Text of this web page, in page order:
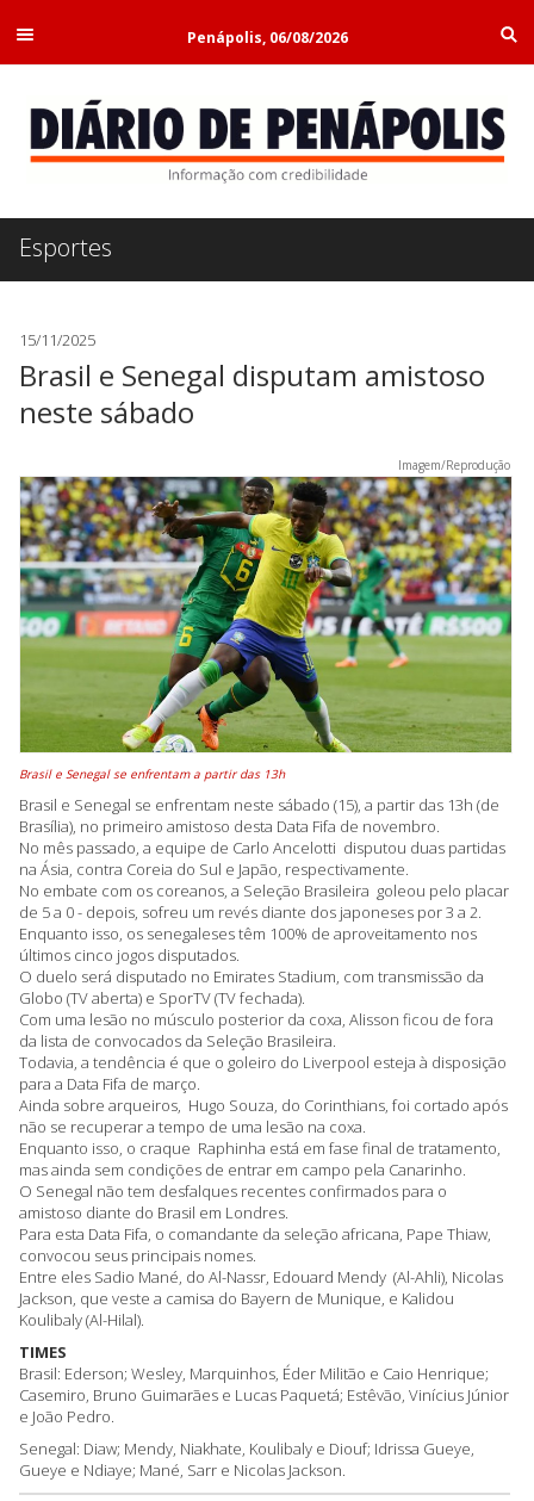
Penápolis, 06/08/2026
Esportes
15/11/2025
Brasil e Senegal disputam amistoso
neste sábado
Imagem/Reprodução
Brasil e Senegal se enfrentam a partir das 13h
Brasil e Senegal se enfrentam neste sábado (15), a partir das 13h (de
Brasília), no primeiro amistoso desta Data Fifa de novembro.
No mês passado, a equipe de Carlo Ancelotti disputou duas partidas
na Ásia, contra Coreia do Sul e Japão, respectivamente.
No embate com os coreanos, a Seleção Brasileira goleou pelo placar
de 5 a 0 - depois, sofreu um revés diante dos japoneses por 3 a 2.
Enquanto isso, os senegaleses têm 100% de aproveitamento nos
últimos cinco jogos disputados.
O duelo será disputado no Emirates Stadium, com transmissão da
Globo (TV aberta) e SporTV (TV fechada).
Com uma lesão no músculo posterior da coxa, Alisson ficou de fora
da lista de convocados da Seleção Brasileira.
Todavia, a tendência é que o goleiro do Liverpool esteja à disposição
para a Data Fifa de março.
Ainda sobre arqueiros, Hugo Souza, do Corinthians, foi cortado após
não se recuperar a tempo de uma lesão na coxa.
Enquanto isso, o craque Raphinha está em fase final de tratamento,
mas ainda sem condições de entrar em campo pela Canarinho.
O Senegal não tem desfalques recentes confirmados para o
amistoso diante do Brasil em Londres.
Para esta Data Fifa, o comandante da seleção africana, Pape Thiaw,
convocou seus principais nomes.
Entre eles Sadio Mané, do Al-Nassr, Edouard Mendy (Al-Ahli), Nicolas
Jackson, que veste a camisa do Bayern de Munique, e Kalidou
Koulibaly (Al-Hilal).
TIMES
Brasil: Ederson; Wesley, Marquinhos, Éder Militão e Caio Henrique;
Casemiro, Bruno Guimarães e Lucas Paquetá; Estêvão, Vinícius Júnior
e João Pedro.
Senegal: Diaw; Mendy, Niakhate, Koulibaly e Diouf; Idrissa Gueye,
Gueye e Ndiaye; Mané, Sarr e Nicolas Jackson.